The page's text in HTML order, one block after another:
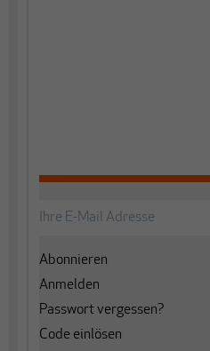
Abonnieren
Anmelden
Passwort vergessen?
Code einlösen